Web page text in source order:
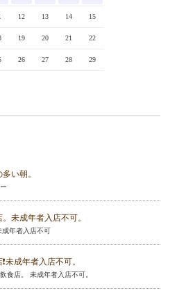
12 13 14 15
19 20 21 22
26 27 28 29
い朝。
未成年者入店不可。
年者入店不可
未成年者入店不可。
食店。 未成年者入店不可。